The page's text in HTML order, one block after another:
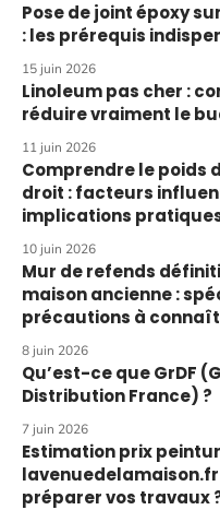
Pose de joint époxy
: les prérequis
15 juin 2026
Linoleum pas cher :
réduire vraiment le
11 juin 2026
Comprendre le poids
droit : facteurs
implications
10 juin 2026
Mur de refends
maison ancienne :
précautions à
8 juin 2026
Qu’est-ce que GrDF
Distribution France) ?
7 juin 2026
Estimation prix
préparer vos travaux